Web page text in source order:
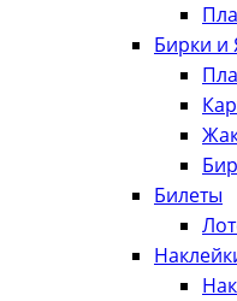
Бирки и
Билеты